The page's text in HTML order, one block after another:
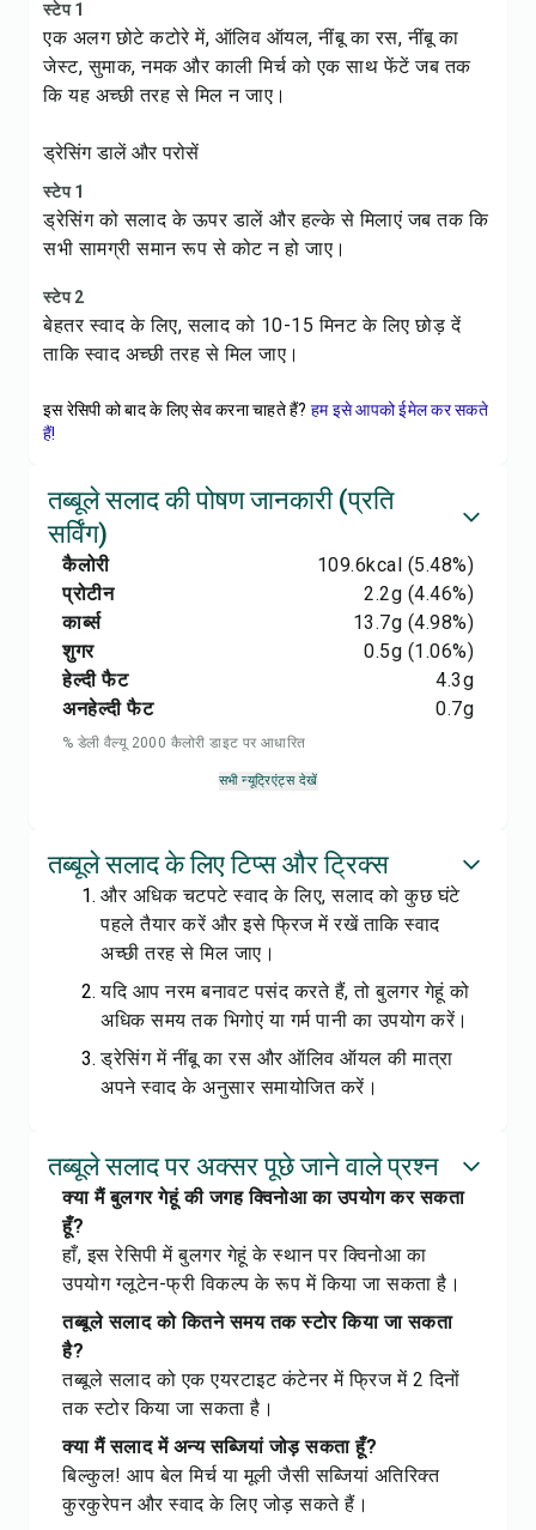
स्टेप 1
एक अलग छोटे कटोरे में, ऑलिव ऑयल, नींबू का रस, नींबू का
जेस्ट, सुमाक, नमक और काली मिर्च को एक साथ फेंटें जब तक
कि यह अच्छी तरह से मिल न जाए।
ड्रेसिंग डालें और परोसें
स्टेप 1
ड्रेसिंग को सलाद के ऊपर डालें और हल्के से मिलाएं जब तक कि
सभी सामग्री समान रूप से कोट न हो जाए।
स्टेप 2
बेहतर स्वाद के लिए, सलाद को 10-15 मिनट के लिए छोड़ दें
ताकि स्वाद अच्छी तरह से मिल जाए।
इस रेसिपी को बाद के लिए सेव करना चाहते हैं? हम इसे आपको ईमेल कर सकते
हैं!
तब्बूले सलाद की पोषण जानकारी (प्रति
सर्विंग)
कैलोरी 109.6kcal (5.48%)
प्रोटीन
2.2g (4.46%)
कार्ब्स
13.7g (4.98%)
शुगर
0.5g (1.06%)
हेल्दी फैट
4.3g
अनहेल्दी फैट
0.7g
% डेली वैल्यू 2000 कैलोरी डाइट पर आधारित
सभी न्यूट्रिएंट्स देखें
तब्बूले सलाद के लिए टिप्स और ट्रिक्स
और अधिक चटपटे स्वाद के लिए, सलाद को कुछ घंटे
पहले तैयार करें और इसे फ्रिज में रखें ताकि स्वाद
अच्छी तरह से मिल जाए।
यदि आप नरम बनावट पसंद करते हैं, तो बुलगर गेहूं को
अधिक समय तक भिगोएं या गर्म पानी का उपयोग करें।
ड्रेसिंग में नींबू का रस और ऑलिव ऑयल की मात्रा
अपने स्वाद के अनुसार समायोजित करें।
तब्बूले सलाद पर अक्सर पूछे जाने वाले प्रश्न
क्या मैं बुलगर गेहूं की जगह क्विनोआ का उपयोग कर सकता
हूँ?
हाँ, इस रेसिपी में बुलगर गेहूं के स्थान पर क्विनोआ का
उपयोग ग्लूटेन-फ्री विकल्प के रूप में किया जा सकता है।
तब्बूले सलाद को कितने समय तक स्टोर किया जा सकता
है?
तब्बूले सलाद को एक एयरटाइट कंटेनर में फ्रिज में 2 दिनों
तक स्टोर किया जा सकता है।
क्या मैं सलाद में अन्य सब्जियां जोड़ सकता हूँ?
बिल्कुल! आप बेल मिर्च या मूली जैसी सब्जियां अतिरिक्त
कुरकुरेपन और स्वाद के लिए जोड़ सकते हैं।